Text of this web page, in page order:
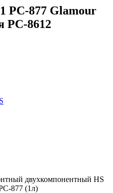
PC-877 Glamour
PC-8612
двухкомпонентный HS
877 (1л)